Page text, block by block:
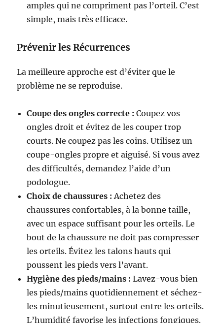
amples qui ne compriment pas l’orteil. C’est
simple, mais très efficace.
Prévenir les Récurrences
La meilleure approche est d’éviter que le
problème ne se reproduise.
Coupe des ongles correcte : Coupez vos
ongles droit et évitez de les couper trop
courts. Ne coupez pas les coins. Utilisez un
coupe-ongles propre et aiguisé. Si vous avez
des difficultés, demandez l’aide d’un
podologue.
Choix de chaussures : Achetez des
chaussures confortables, à la bonne taille,
avec un espace suffisant pour les orteils. Le
bout de la chaussure ne doit pas compresser
les orteils. Évitez les talons hauts qui
poussent les pieds vers l’avant.
Hygiène des pieds/mains : Lavez-vous bien
les pieds/mains quotidiennement et séchez-
les minutieusement, surtout entre les orteils.
L’humidité favorise les infections fongiques.